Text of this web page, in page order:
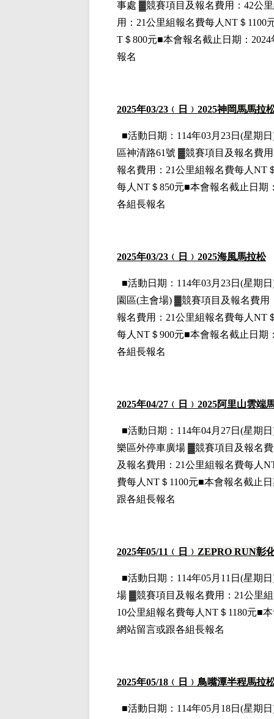
事處 ▓競賽項目 及報名費用 ：42公
用 ：21公里組報名費每人NT＄1100
T＄800元■本會報名截止日期：
報名
2025年03/23 ﹙日﹚2025神岡馬馬拉
■活動日期：114年03月23日(星期
區神清路61號 ▓競賽項目 及報名費用
報名費用 ：21公里組報名費每人NT
每人NT＄850元■本會報名截止日期
各組長報名
2025年03/23 ﹙日﹚2025海風馬拉松
■活動日期：114年03月23日(星期
園區(主會場) ▓競賽項目 及報名費用
報名費用 ：21公里組報名費每人NT
每人NT＄900元■本會報名截止日期
各組長報名
2025年04/27 ﹙日﹚2025阿里山雲端
■活動日期：114年04月27日(星期
樂區外停車廣場 ▓競賽項目 及報名
及報名費用 ：21公里組報名費每人
費每人NT＄1100元■本會報名截止
跟各組長報名
2025年05/11 ﹙日﹚ ZEPRO RUN彰
■活動日期：114年05月11日(星期
場 ▓競賽項目 及報名費用 ：21公里組
10公里組報名費每人NT＄1180元■
網站留言或跟各組長報名
2025年05/18 ﹙日﹚ 鳥嘴潭半程馬拉
■活動日期：114年05月18日(星期